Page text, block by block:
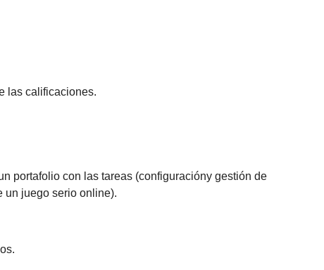
las calificaciones.
portafolio con las tareas (configuracióny gestión de
un juego serio online).